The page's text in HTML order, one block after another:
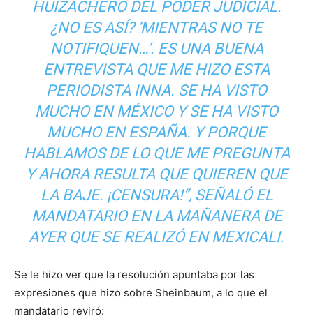
HUIZACHERO DEL PODER JUDICIAL.
¿NO ES ASÍ? ‘MIENTRAS NO TE
NOTIFIQUEN…’. ES UNA BUENA
ENTREVISTA QUE ME HIZO ESTA
PERIODISTA INNA. SE HA VISTO
MUCHO EN MÉXICO Y SE HA VISTO
MUCHO EN ESPAÑA. Y PORQUE
HABLAMOS DE LO QUE ME PREGUNTA
Y AHORA RESULTA QUE QUIEREN QUE
LA BAJE. ¡CENSURA!”, SEÑALÓ EL
MANDATARIO EN LA MAÑANERA DE
AYER QUE SE REALIZÓ EN MEXICALI.
Se le hizo ver que la resolución apuntaba por las
expresiones que hizo sobre Sheinbaum, a lo que el
mandatario reviró: